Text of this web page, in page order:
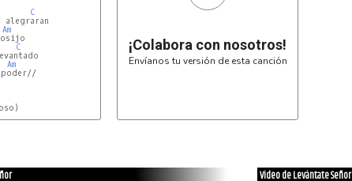
C
Am
C
Am
¡Colabora con nosotros!
Envíanos tu versión de esta canción
Video de Levántate Señor